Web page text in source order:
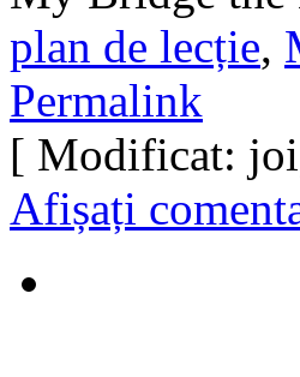
plan de lecție,
Permalink
[ Modificat:
Afișați